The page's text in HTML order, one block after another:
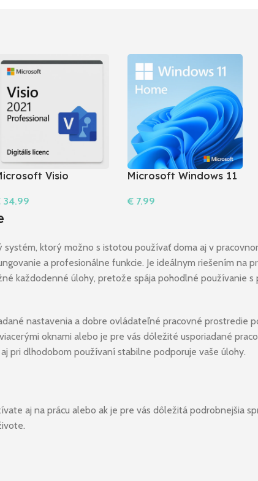
Visio
34.99
Košíka
Microsoft Windows 11
€ 7.99
ktorý možno s istotou používať doma aj v
a profesionálne funkcie. Je ideálnym riešením na
každodenné úlohy, pretože spája pohodlné používanie s
nastavenia a dobre ovládateľné pracovné prostredie
oknami alebo je pre vás dôležité usporiadané
pri dlhodobom používaní stabilne podporuje vaše úlohy.
aj na prácu alebo ak je pre vás dôležitá podrobnejšia